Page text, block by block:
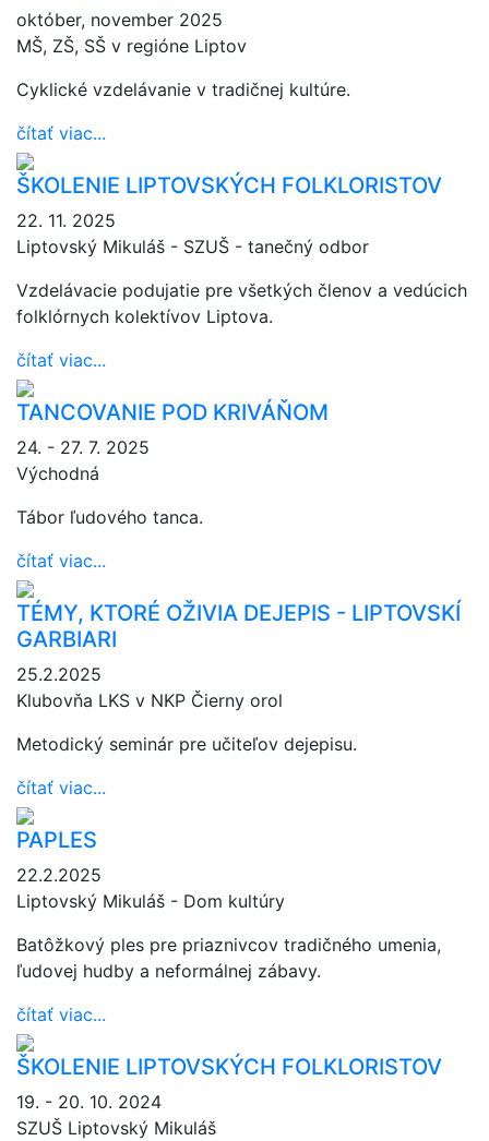
október, november 2025
MŠ, ZŠ, SŠ v regióne Liptov
Cyklické vzdelávanie v tradičnej kultúre.
čítať viac...
ŠKOLENIE LIPTOVSKÝCH FOLKLORISTOV
22. 11. 2025
Liptovský Mikuláš - SZUŠ - tanečný odbor
Vzdelávacie podujatie pre všetkých členov a vedúcich
folklórnych kolektívov Liptova.
čítať viac...
TANCOVANIE POD KRIVÁŇOM
24. - 27. 7. 2025
Východná
Tábor ľudového tanca.
čítať viac...
TÉMY, KTORÉ OŽIVIA DEJEPIS - LIPTOVSKÍ
GARBIARI
25.2.2025
Klubovňa LKS v NKP Čierny orol
Metodický seminár pre učiteľov dejepisu.
čítať viac...
PAPLES
22.2.2025
Liptovský Mikuláš - Dom kultúry
Batôžkový ples pre priaznivcov tradičného umenia,
ľudovej hudby a neformálnej zábavy.
čítať viac...
ŠKOLENIE LIPTOVSKÝCH FOLKLORISTOV
19. - 20. 10. 2024
SZUŠ Liptovský Mikuláš